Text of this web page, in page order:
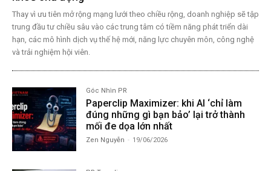
Thay vì ưu tiên mở rộng mạng lưới theo chiều rộng, doanh nghiệp sẽ tập
trung đầu tư chiều sâu vào các trung tâm có tiềm năng phát triển dài
hạn, các mô hình dịch vụ thế hệ mới, năng lực chuyên môn, công nghệ
và trải nghiệm hội viên.
Góc Nhìn PR
Paperclip Maximizer: khi AI ‘chỉ làm
đúng những gì bạn bảo’ lại trở thành
mối đe dọa lớn nhất
Zen Nguyễn - 19/06/2026